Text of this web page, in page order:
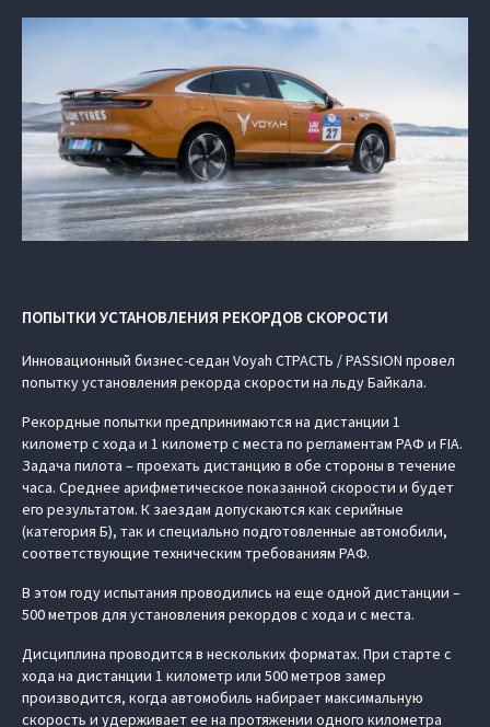
ПОПЫТКИ УСТАНОВЛЕНИЯ РЕКОРДОВ СКОРОСТИ
Инновационный бизнес-седан Voyah СТРАСТЬ / PASSION провел
попытку установления рекорда скорости на льду Байкала.
Рекордные попытки предпринимаются на дистанции 1
километр с хода и 1 километр с места по регламентам РАФ и FIA.
Задача пилота – проехать дистанцию в обе стороны в течение
часа. Среднее арифметическое показанной скорости и будет
его результатом. К заездам допускаются как серийные
(категория Б), так и специально подготовленные автомобили,
соответствующие техническим требованиям РАФ.
В этом году испытания проводились на еще одной дистанции –
500 метров для установления рекордов с хода и с места.
Дисциплина проводится в нескольких форматах. При старте с
хода на дистанции 1 километр или 500 метров замер
производится, когда автомобиль набирает максимальную
скорость и удерживает ее на протяжении одного километра